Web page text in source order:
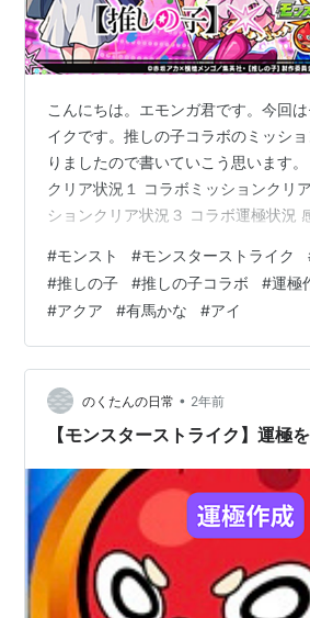
こんにちは。エモンガ君です。今回
イクです。推しの子コラボのミッシ
りましたので書いていこう思います
クリア状況１ コラボミッションクリ
ションクリア状況３ コラボ運極状況
ションをクリアして同じ柄のキャラを
でした。報酬としてボイスを獲得でき
出来ました～ コラボミッションクリ
究極をクリアすると、金のぴえヨン
もらえるというものでした。それ以
することでぴえヨンコインを獲得する
#モンスト #モンスターストライク
#推しの子 #推しの子コラボ #運極
#アクア #有馬かな #アイ
のくたんの日常 • 2年前
【モンスターストライク】運極